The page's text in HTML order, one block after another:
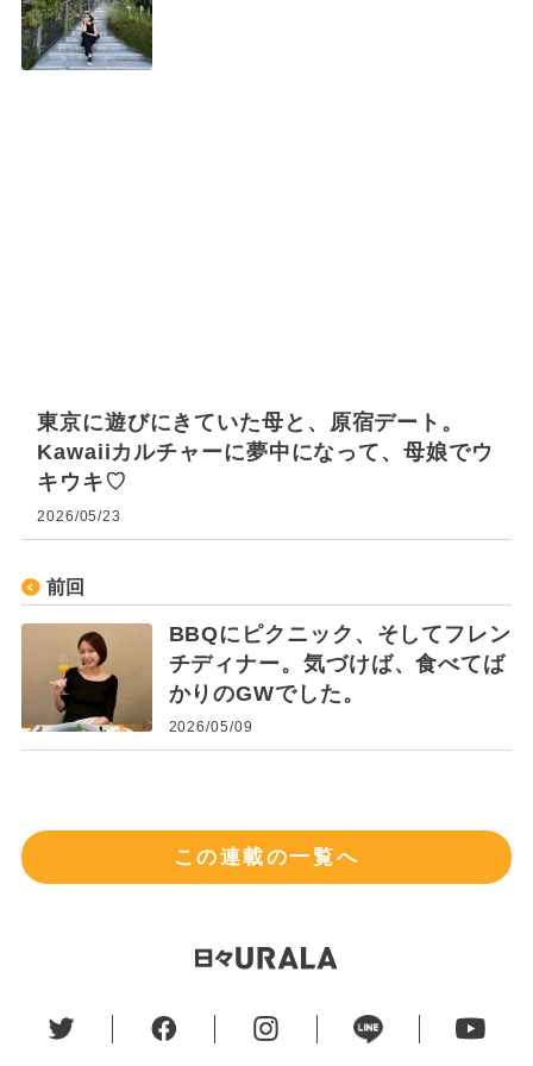
東京に遊びにきていた母と、原宿デート。
Kawaiiカルチャーに夢中になって、母娘でウ
キウキ♡
2026/05/23
前回
BBQにピクニック、そしてフレン
チディナー。気づけば、食べてば
かりのGWでした。
2026/05/09
この連載の一覧へ